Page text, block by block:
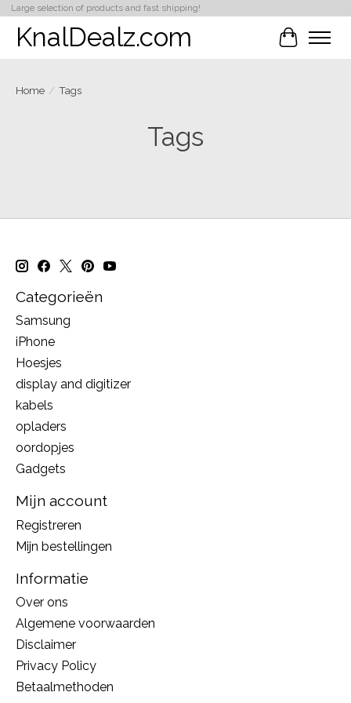
Large selection of products and fast shipping!
KnalDealz.com
Home / Tags
Tags
Categorieën
Samsung
iPhone
Hoesjes
display and digitizer
kabels
opladers
oordopjes
Gadgets
Mijn account
Registreren
Mijn bestellingen
Informatie
Over ons
Algemene voorwaarden
Disclaimer
Privacy Policy
Betaalmethoden